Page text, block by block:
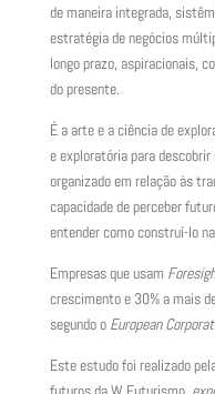
de maneira integrada,
estratégia de negócios
longo prazo, aspiracionais,
do presente.
É a arte e a ciência de
e exploratória para
organizado em relação às
capacidade de perceber
entender como construí-lo
Empresas que usam
crescimento e 30% a mais
segundo o European
Este estudo foi realizado